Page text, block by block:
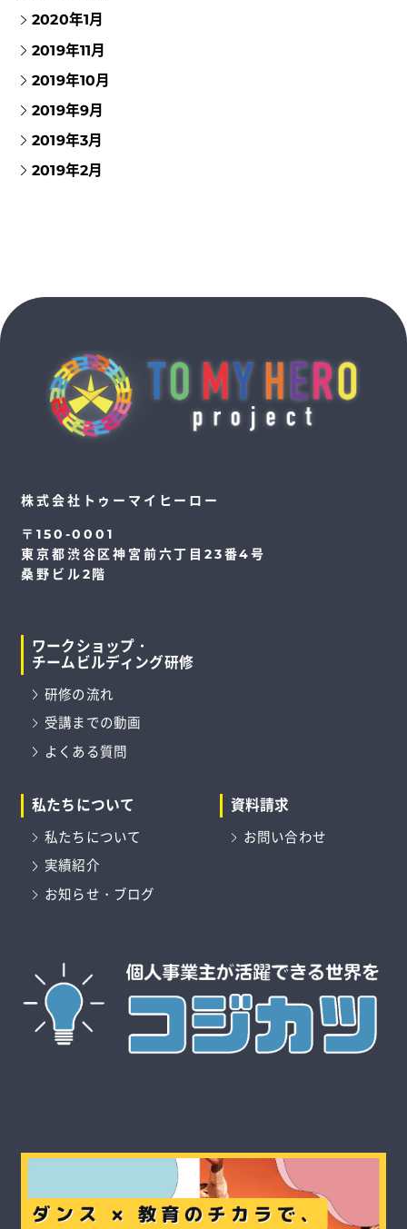
2020年1月
2019年11月
2019年10月
2019年9月
2019年3月
2019年2月
株式会社トゥーマイヒーロー
〒150-0001
東京都渋谷区神宮前六丁目23番4号
桑野ビル2階
ワークショップ・
チームビルディング研修
研修の流れ
受講までの動画
よくある質問
私たちについて
私たちについて
実績紹介
お知らせ・ブログ
資料請求
お問い合わせ